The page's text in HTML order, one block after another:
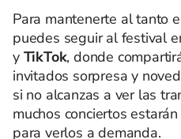
Para mantenerte al tanto
puedes seguir al festival
y TikTok, donde
invitados sorpresa y
si no alcanzas a ver las
muchos conciertos
para verlos a demanda.